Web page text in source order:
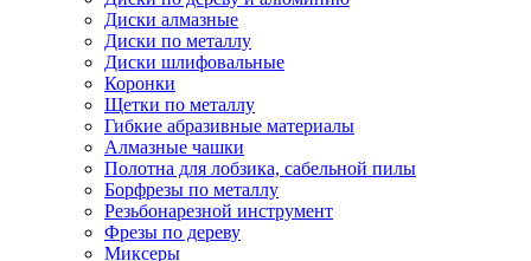
Диски алмазные
Диски по металлу
Диски шлифовальные
Коронки
Щетки по металлу
Гибкие абразивные материалы
Алмазные чашки
Полотна для лобзика, сабельной пилы
Борфрезы по металлу
Резьбонарезной инструмент
Фрезы по дереву
Миксеры